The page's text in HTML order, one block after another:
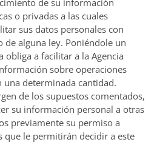
o privadas a las cuales
sus datos personales con
alguna ley. Poniéndole un
obliga a facilitar a la Agencia
sobre operaciones
una determinada cantidad.
de los supuestos comentados,
su información personal a otras
previamente su permiso a
que le permitirán decidir a este